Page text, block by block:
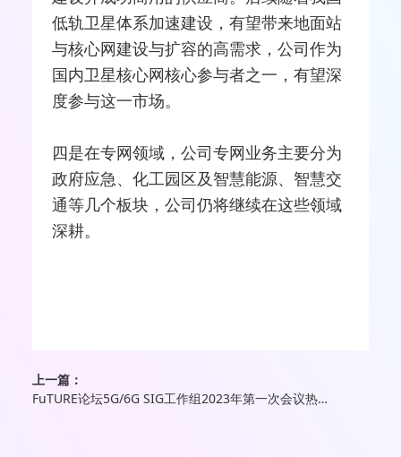
低轨卫星体系加速建设，有望带来地面站
与核心网建设与扩容的高需求，公司作为
国内卫星核心网核心参与者之一，有望深
度参与这一市场。
四是在专网领域，公司专网业务主要分为
政府应急、化工园区及智慧能源、智慧交
通等几个板块，公司仍将继续在这些领域
深耕。
上一篇：
FuTURE论坛5G/6G SIG工作组2023年第一次会议热烈召开